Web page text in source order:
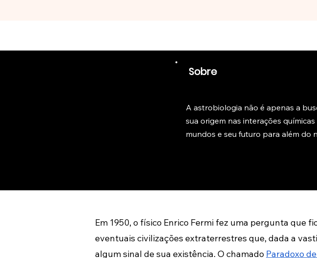
Sobre
A astrobiologia não é apenas a
sua origem nas interações
mundos e seu futuro para além do
Em 1950, o físico Enrico Fermi fez uma pergunta que
eventuais civilizações extraterrestres que, dada a
algum sinal de sua existência. O chamado Paradoxo